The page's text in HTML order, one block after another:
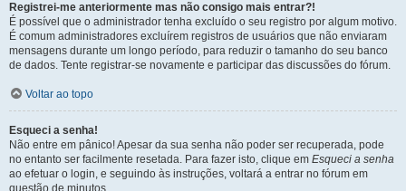
Registrei-me anteriormente mas não consigo mais entrar?!
É possível que o administrador tenha excluído o seu registro por algum motivo.
É comum administradores excluírem registros de usuários que não enviaram
mensagens durante um longo período, para reduzir o tamanho do seu banco
de dados. Tente registrar-se novamente e participar das discussões do fórum.
Voltar ao topo
Esqueci a senha!
Não entre em pânico! Apesar da sua senha não poder ser recuperada, pode
no entanto ser facilmente resetada. Para fazer isto, clique em Esqueci a senha
ao efetuar o login, e seguindo às instruções, voltará a entrar no fórum em
questão de minutos.